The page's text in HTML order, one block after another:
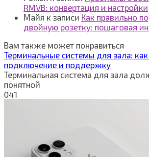
RMVB: конвертация и настройки
Майя к записи Как правильно
двойную розетку: пошаговая
Вам также может понравиться
Терминальные системы для зала:
подключение и поддержку
Терминальная система для зала
понятной
041